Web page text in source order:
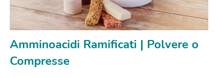
Amminoacidi Ramificati | Polvere o
Compresse